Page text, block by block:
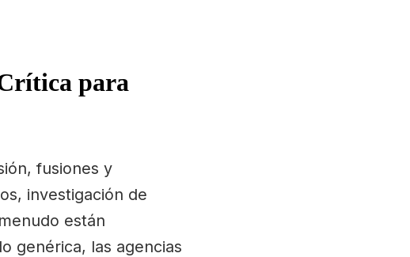
para
fusiones y
investigación de
están
genérica, las agencias